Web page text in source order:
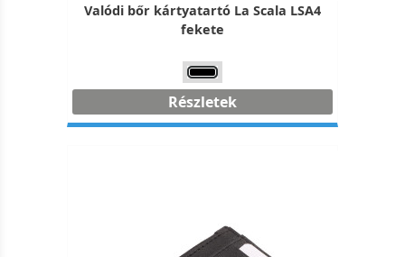
Valódi bőr kártyatartó La Scala LSA4
fekete
Részletek